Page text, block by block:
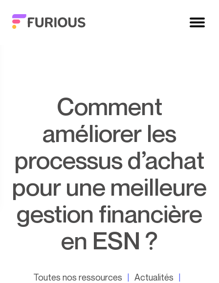
Comment
améliorer les
processus d’achat
pour une meilleure
gestion financière
en ESN ?
Toutes nos ressources
Actualités